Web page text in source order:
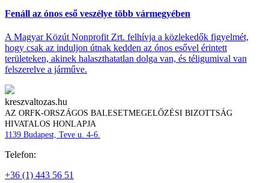
Fenáll az ónos eső veszélye több vármegyében
A Magyar Közút Nonprofit Zrt. felhívja a közlekedők figyelmét,
hogy csak az induljon útnak kedden az ónos esővel érintett
területeken, akinek halaszthatatlan dolga van, és téligumival van
felszerelve a járműve.
kreszvaltozas.hu
AZ ORFK-ORSZÁGOS BALESETMEGELŐZÉSI BIZOTTSÁG
HIVATALOS HONLAPJA
1139 Budapest, Teve u. 4-6.
Telefon:
+36 (1) 443 56 51